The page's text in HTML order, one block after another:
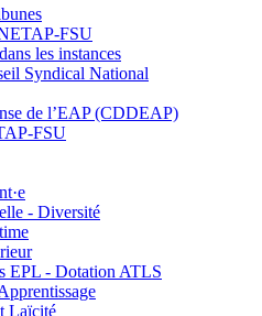
FSU
les instances
Syndical National
de l’EAP (CDDEAP)
FSU
- Diversité
EPL - Dotation ATLS
Laïcité